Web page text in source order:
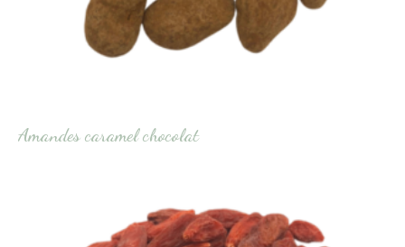
Amandes caramel chocolat